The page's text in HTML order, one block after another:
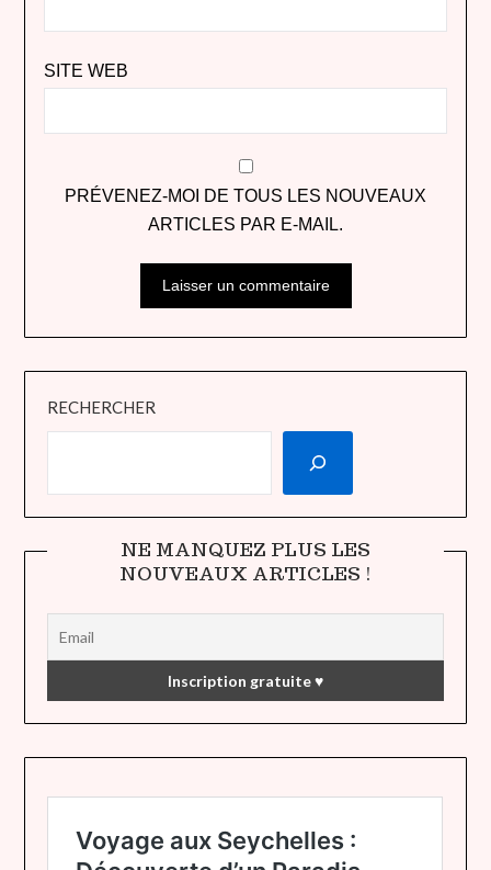
SITE WEB
PRÉVENEZ-MOI DE TOUS LES NOUVEAUX
ARTICLES PAR E-MAIL.
RECHERCHER
NE MANQUEZ PLUS LES
NOUVEAUX ARTICLES !